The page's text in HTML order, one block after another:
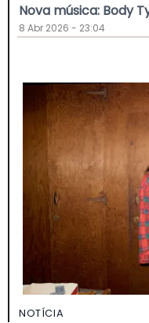
Nova música: Body
8 Abr 2026 - 23:04
NOTÍCIA